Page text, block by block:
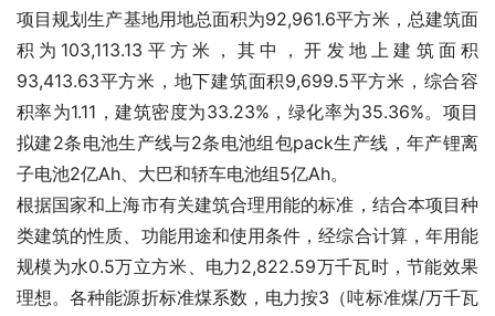
项目规划生产基地用地总面积为92,961.6平方米，总建筑面
积为103,113.13平方米，其中，开发地上建筑面积
93,413.63平方米，地下建筑面积9,699.5平方米，综合容
积率为1.11，建筑密度为33.23%，绿化率为35.36%。项目
拟建2条电池生产线与2条电池组包pack生产线，年产锂离
子电池2亿Ah、大巴和轿车电池组5亿Ah。
根据国家和上海市有关建筑合理用能的标准，结合本项目种
类建筑的性质、功能用途和使用条件，经综合计算，年用能
规模为水0.5万立方米、电力2,822.59万千瓦时，节能效果
理想。各种能源折标准煤系数，电力按3（吨标准煤/万千瓦